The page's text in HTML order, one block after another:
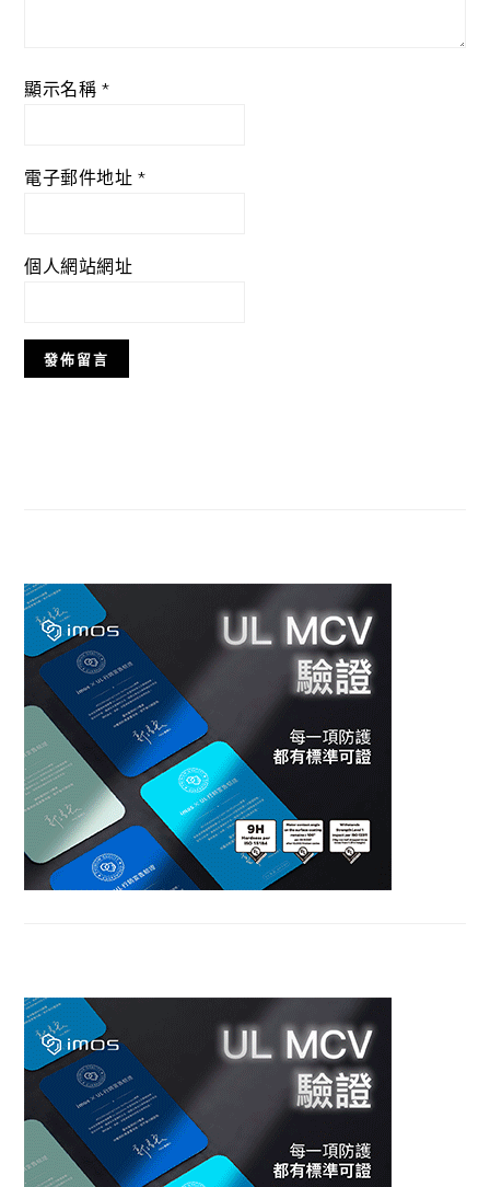
顯示名稱 *
電子郵件地址 *
個人網站網址